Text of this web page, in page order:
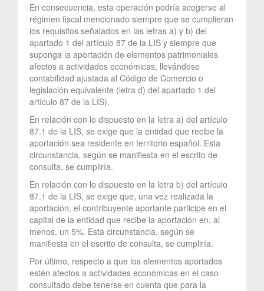
En consecuencia, esta operación podría acogerse al
régimen fiscal mencionado siempre que se cumplieran
los requisitos señalados en las letras a) y b) del
apartado 1 del artículo 87 de la LIS y siempre que
suponga la aportación de elementos patrimoniales
afectos a actividades económicas, llevándose
contabilidad ajustada al Código de Comercio o
legislación equivalente (letra d) del apartado 1 del
artículo 87 de la LIS).
En relación con lo dispuesto en la letra a) del artículo
87.1 de la LIS, se exige que la entidad que recibe la
aportación sea residente en territorio español. Esta
circunstancia, según se manifiesta en el escrito de
consulta, se cumpliría.
En relación con lo dispuesto en la letra b) del artículo
87.1 de la LIS, se exige que, una vez realizada la
aportación, el contribuyente aportante participe en el
capital de la entidad que recibe la aportación en, al
menos, un 5%. Esta circunstancia, según se
manifiesta en el escrito de consulta, se cumpliría.
Por último, respecto a que los elementos aportados
estén afectos a actividades económicas en el caso
consultado debe tenerse en cuenta que para la